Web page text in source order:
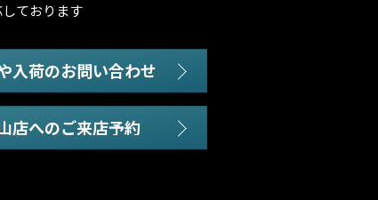
ております
入荷のお問い合わせ